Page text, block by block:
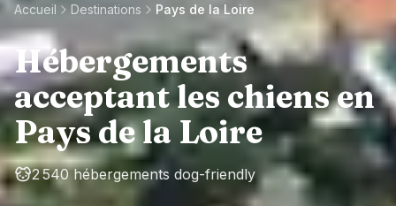
Accueil Destinations Pays de la Loire
Hébergements
acceptant les chiens en
Pays de la Loire
2 540 hébergements dog-friendly